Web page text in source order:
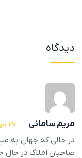
دیدگاه
مریم سامانی 27 مهر 1402 - 6:37 ب.ظ
صاحبان املاک در حال